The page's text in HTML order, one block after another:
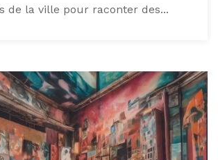
de la ville pour raconter des...